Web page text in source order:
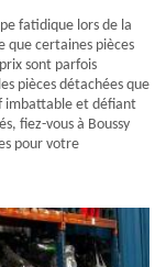
fatidique lors de la
que certaines pièces
sont parfois
pièces détachées que
imbattable et défiant
fiez-vous à Boussy
pour votre